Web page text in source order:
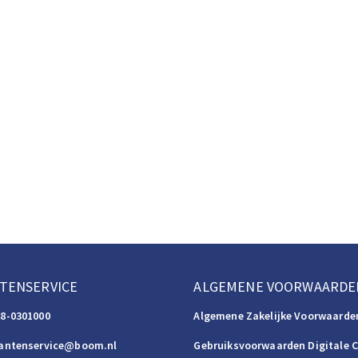
0301000
ALGEMENE
Algemene Zakelijke
Gebruiksvoorwaarden Digitale